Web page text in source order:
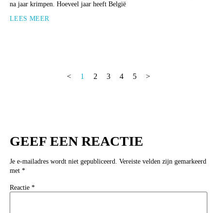
na jaar krimpen. Hoeveel jaar heeft België
LEES MEER
< 1 2 3 4 5 >
GEEF EEN REACTIE
Je e-mailadres wordt niet gepubliceerd. Vereiste velden zijn gemarkeerd
met *
Reactie *